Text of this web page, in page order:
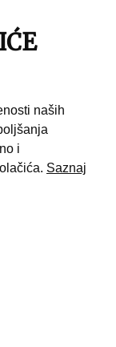
naših
i
Saznaj